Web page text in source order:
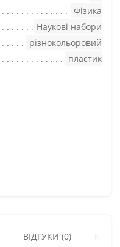
Фізика
Наукові набори
різнокольоровий
пластик
ВІДГУКИ (0)